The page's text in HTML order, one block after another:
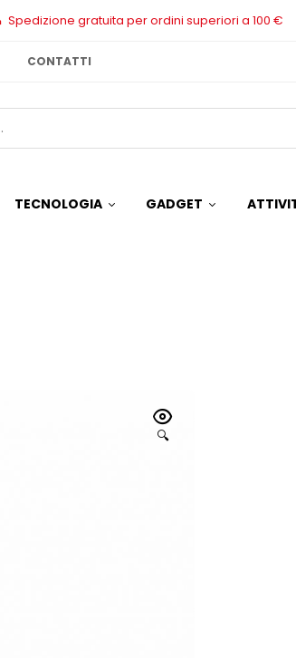
Spedizione gratuita per ordini superiori a 100 €
CONTATTI
TECNOLOGIA GADGET
🔍